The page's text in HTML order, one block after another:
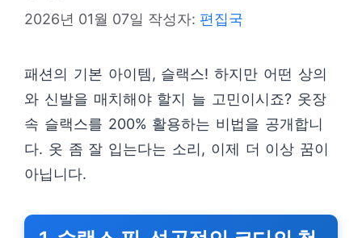
2026년 01월 07일 작성자: 편집국
패션의 기본 아이템, 슬랙스! 하지만 어떤 상의
와 신발을 매치해야 할지 늘 고민이시죠? 옷장
속 슬랙스를 200% 활용하는 비법을 공개합니
다. 옷 좀 잘 입는다는 소리, 이제 더 이상 꿈이
아닙니다.